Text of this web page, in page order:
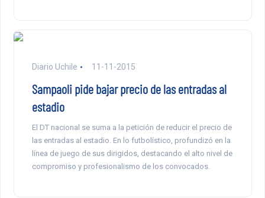
Diario Uchile 11-11-2015
Sampaoli pide bajar precio de las entradas al
estadio
El DT nacional se suma a la petición de reducir el precio de
las entradas al estadio. En lo futbolístico, profundizó en la
línea de juego de sus dirigidos, destacando el alto nivel de
compromiso y profesionalismo de los convocados.